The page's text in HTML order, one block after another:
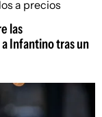
las
Infantino tras un